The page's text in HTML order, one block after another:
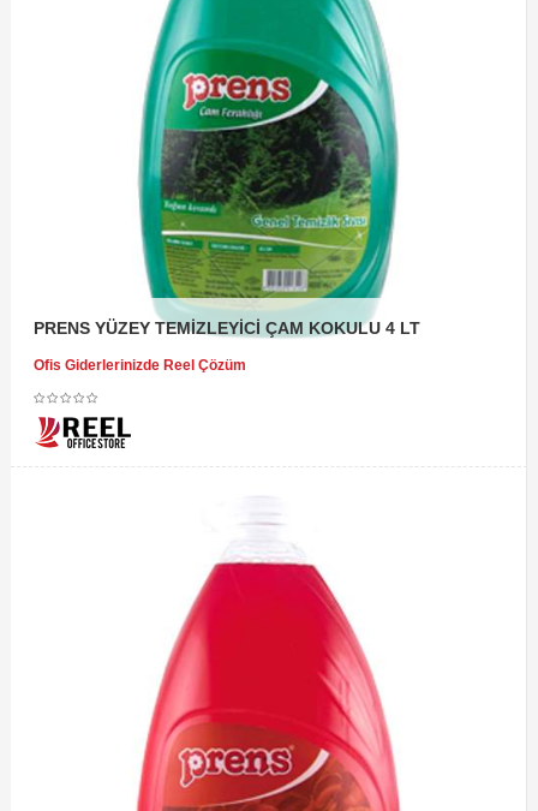
PRENS YÜZEY TEMİZLEYİCİ ÇAM KOKULU 4 LT
Ofis Giderlerinizde Reel Çözüm